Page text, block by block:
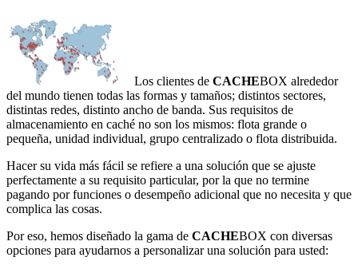
Los clientes de CACHEBOX alrededor
del mundo tienen todas las formas y tamaños; distintos sectores,
distintas redes, distinto ancho de banda. Sus requisitos de
almacenamiento en caché no son los mismos: flota grande o
pequeña, unidad individual, grupo centralizado o flota distribuida.
Hacer su vida más fácil se refiere a una solución que se ajuste
perfectamente a su requisito particular, por la que no termine
pagando por funciones o desempeño adicional que no necesita y que
complica las cosas.
Por eso, hemos diseñado la gama de CACHEBOX con diversas
opciones para ayudarnos a personalizar una solución para usted: